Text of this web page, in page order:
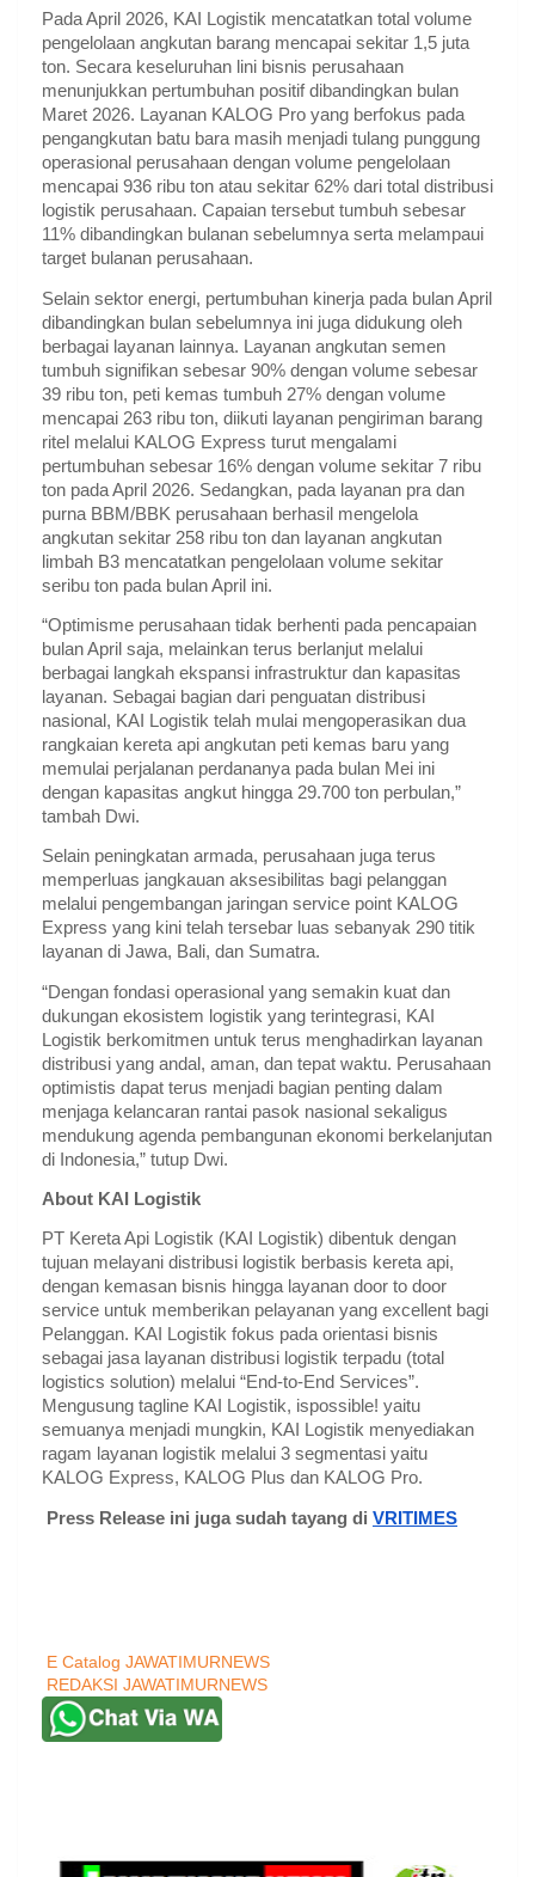
Pada April 2026, KAI Logistik mencatatkan total volume
pengelolaan angkutan barang mencapai sekitar 1,5 juta
ton. Secara keseluruhan lini bisnis perusahaan
menunjukkan pertumbuhan positif dibandingkan bulan
Maret 2026. Layanan KALOG Pro yang berfokus pada
pengangkutan batu bara masih menjadi tulang punggung
operasional perusahaan dengan volume pengelolaan
mencapai 936 ribu ton atau sekitar 62% dari total distribusi
logistik perusahaan. Capaian tersebut tumbuh sebesar
11% dibandingkan bulanan sebelumnya serta melampaui
target bulanan perusahaan.
Selain sektor energi, pertumbuhan kinerja pada bulan April
dibandingkan bulan sebelumnya ini juga didukung oleh
berbagai layanan lainnya. Layanan angkutan semen
tumbuh signifikan sebesar 90% dengan volume sebesar
39 ribu ton, peti kemas tumbuh 27% dengan volume
mencapai 263 ribu ton, diikuti layanan pengiriman barang
ritel melalui KALOG Express turut mengalami
pertumbuhan sebesar 16% dengan volume sekitar 7 ribu
ton pada April 2026. Sedangkan, pada layanan pra dan
purna BBM/BBK perusahaan berhasil mengelola
angkutan sekitar 258 ribu ton dan layanan angkutan
limbah B3 mencatatkan pengelolaan volume sekitar
seribu ton pada bulan April ini.
“Optimisme perusahaan tidak berhenti pada pencapaian
bulan April saja, melainkan terus berlanjut melalui
berbagai langkah ekspansi infrastruktur dan kapasitas
layanan. Sebagai bagian dari penguatan distribusi
nasional, KAI Logistik telah mulai mengoperasikan dua
rangkaian kereta api angkutan peti kemas baru yang
memulai perjalanan perdananya pada bulan Mei ini
dengan kapasitas angkut hingga 29.700 ton perbulan,”
tambah Dwi.
Selain peningkatan armada, perusahaan juga terus
memperluas jangkauan aksesibilitas bagi pelanggan
melalui pengembangan jaringan service point KALOG
Express yang kini telah tersebar luas sebanyak 290 titik
layanan di Jawa, Bali, dan Sumatra.
“Dengan fondasi operasional yang semakin kuat dan
dukungan ekosistem logistik yang terintegrasi, KAI
Logistik berkomitmen untuk terus menghadirkan layanan
distribusi yang andal, aman, dan tepat waktu. Perusahaan
optimistis dapat terus menjadi bagian penting dalam
menjaga kelancaran rantai pasok nasional sekaligus
mendukung agenda pembangunan ekonomi berkelanjutan
di Indonesia,” tutup Dwi.
About KAI Logistik
PT Kereta Api Logistik (KAI Logistik) dibentuk dengan
tujuan melayani distribusi logistik berbasis kereta api,
dengan kemasan bisnis hingga layanan door to door
service untuk memberikan pelayanan yang excellent bagi
Pelanggan. KAI Logistik fokus pada orientasi bisnis
sebagai jasa layanan distribusi logistik terpadu (total
logistics solution) melalui “End-to-End Services”.
Mengusung tagline KAI Logistik, ispossible! yaitu
semuanya menjadi mungkin, KAI Logistik menyediakan
ragam layanan logistik melalui 3 segmentasi yaitu
KALOG Express, KALOG Plus dan KALOG Pro.
Press Release ini juga sudah tayang di VRITIMES
E Catalog JAWATIMURNEWS
REDAKSI JAWATIMURNEWS